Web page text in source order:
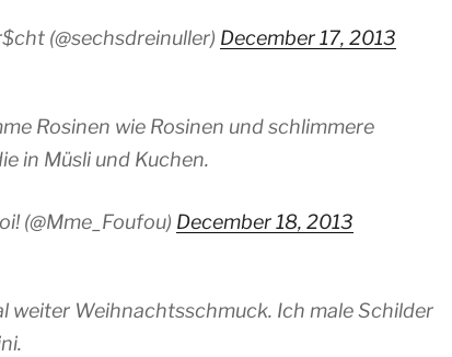
(@sechsdreinuller) December 17, 2013
Rosinen wie Rosinen und schlimmere
in Müsli und Kuchen.
(@Mme_Foufou) December 18, 2013
weiter Weihnachtsschmuck. Ich male Schilder